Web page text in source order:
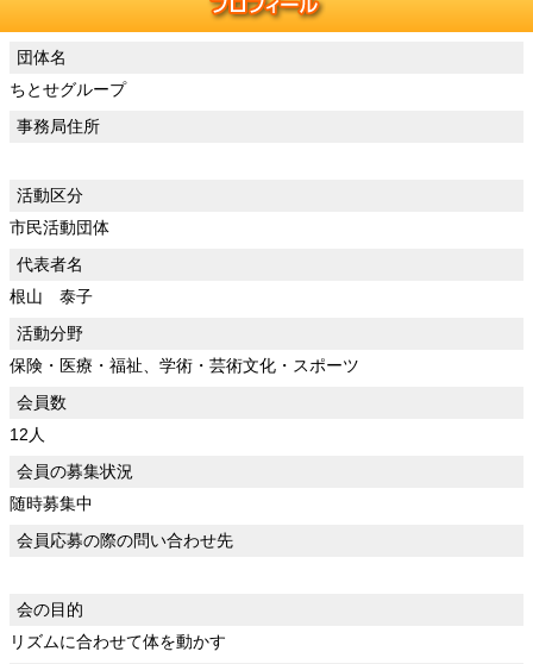
団体名
ちとせグループ
事務局住所
活動区分
市民活動団体
代表者名
根山 泰子
活動分野
保険・医療・福祉、学術・芸術文化・スポーツ
会員数
12人
会員の募集状況
随時募集中
会員応募の際の問い合わせ先
会の目的
リズムに合わせて体を動かす